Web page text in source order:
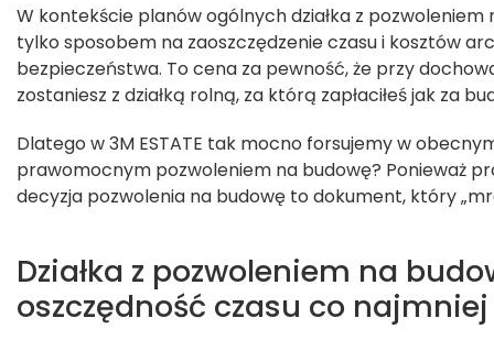
W kontekście planów ogólnych działka z
tylko sposobem na zaoszczędzenie czasu i kosztów
bezpieczeństwa. To cena za pewność, że przy
zostaniesz z działką rolną, za którą zapłaciłeś jak za
Dlatego w 3M ESTATE tak mocno forsujemy w
prawomocnym pozwoleniem na budowę? Ponieważ
decyzja pozwolenia na budowę to dokument, który
Działka z pozwoleniem na
oszczędność czasu co